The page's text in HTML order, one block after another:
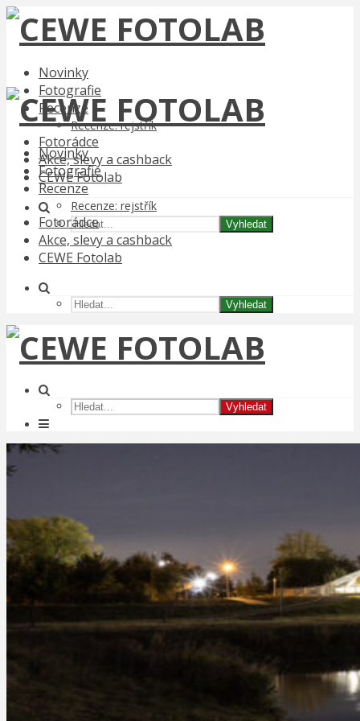
Novinky
Fotografie
Recenze
Recenze: rejstřík
Fotorádce
Akce, slevy a cashback
CEWE Fotolab
Vyhledat
Novinky
Fotografie
Recenze
Recenze: rejstřík
Fotorádce
Akce, slevy a cashback
CEWE Fotolab
Vyhledat
Vyhledat